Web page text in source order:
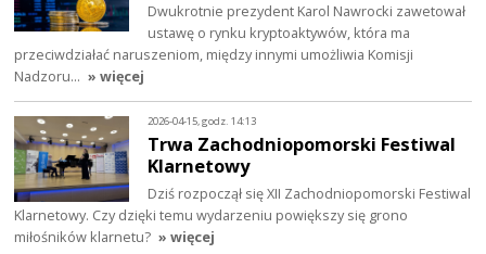
Dwukrotnie prezydent Karol Nawrocki zawetował
ustawę o rynku kryptoaktywów, która ma
przeciwdziałać naruszeniom, między innymi umożliwia Komisji
Nadzoru… » więcej
2026-04-15, godz. 14:13
Trwa Zachodniopomorski Festiwal
Klarnetowy
Dziś rozpoczął się XII Zachodniopomorski Festiwal
Klarnetowy. Czy dzięki temu wydarzeniu powiększy się grono
miłośników klarnetu? » więcej